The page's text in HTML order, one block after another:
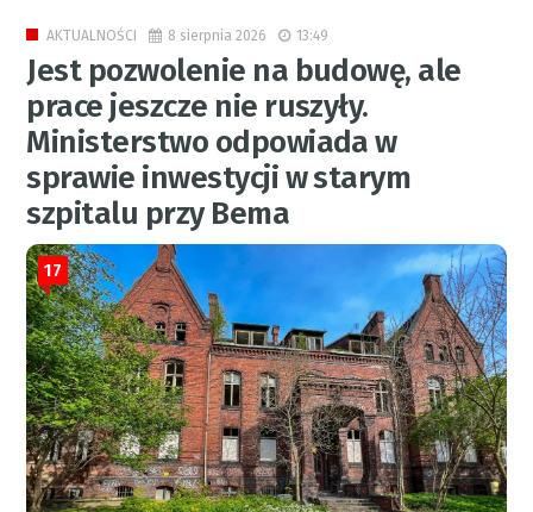
AKTUALNOŚCI 8 sierpnia 2026 13:49
Jest pozwolenie na budowę, ale
prace jeszcze nie ruszyły.
Ministerstwo odpowiada w
sprawie inwestycji w starym
szpitalu przy Bema
17